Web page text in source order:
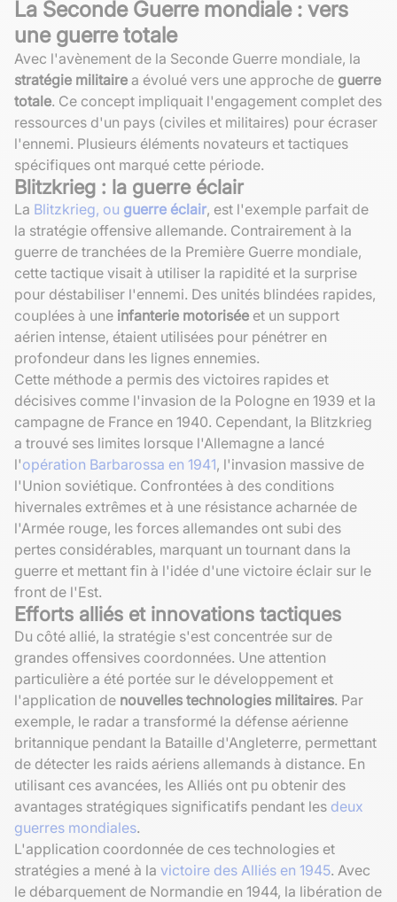
La Seconde Guerre mondiale : vers
une guerre totale
Avec l'avènement de la Seconde Guerre mondiale, la
stratégie militaire a évolué vers une approche de guerre
totale. Ce concept impliquait l'engagement complet des
ressources d'un pays (civiles et militaires) pour écraser
l'ennemi. Plusieurs éléments novateurs et tactiques
spécifiques ont marqué cette période.
Blitzkrieg : la guerre éclair
La Blitzkrieg, ou guerre éclair, est l'exemple parfait de
la stratégie offensive allemande. Contrairement à la
guerre de tranchées de la Première Guerre mondiale,
cette tactique visait à utiliser la rapidité et la surprise
pour déstabiliser l'ennemi. Des unités blindées rapides,
couplées à une infanterie motorisée et un support
aérien intense, étaient utilisées pour pénétrer en
profondeur dans les lignes ennemies.
Cette méthode a permis des victoires rapides et
décisives comme l'invasion de la Pologne en 1939 et la
campagne de France en 1940. Cependant, la Blitzkrieg
a trouvé ses limites lorsque l'Allemagne a lancé
l'opération Barbarossa en 1941, l'invasion massive de
l'Union soviétique. Confrontées à des conditions
hivernales extrêmes et à une résistance acharnée de
l'Armée rouge, les forces allemandes ont subi des
pertes considérables, marquant un tournant dans la
guerre et mettant fin à l'idée d'une victoire éclair sur le
front de l'Est.
Efforts alliés et innovations tactiques
Du côté allié, la stratégie s'est concentrée sur de
grandes offensives coordonnées. Une attention
particulière a été portée sur le développement et
l'application de nouvelles technologies militaires. Par
exemple, le radar a transformé la défense aérienne
britannique pendant la Bataille d'Angleterre, permettant
de détecter les raids aériens allemands à distance. En
utilisant ces avancées, les Alliés ont pu obtenir des
avantages stratégiques significatifs pendant les deux
guerres mondiales.
L'application coordonnée de ces technologies et
stratégies a mené à la victoire des Alliés en 1945. Avec
le débarquement de Normandie en 1944, la libération de